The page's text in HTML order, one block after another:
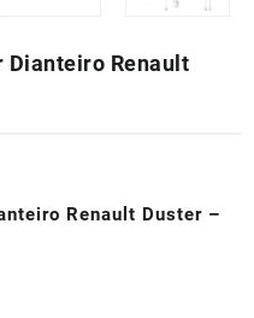
Dianteiro Renault
Renault Duster –